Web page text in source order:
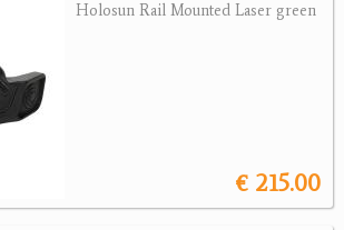
Holosun Rail Mounted Laser green
€ 215.00